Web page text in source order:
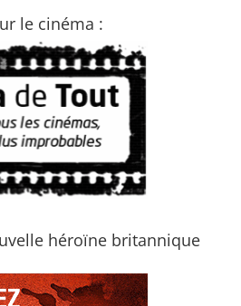
le cinéma :
héroïne britannique